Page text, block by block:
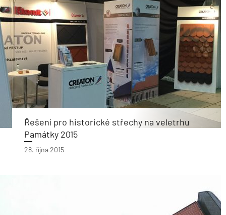
Řešení pro historické střechy na veletrhu
Památky 2015
28. října 2015